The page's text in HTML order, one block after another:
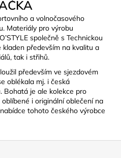
a volnočasového
Materiály pro výrobu
společně s Technickou
především na kvalitu a
tak i střihů.
především ve sjezdovém
oblékala mj. i česká
Bohatá je ale kolekce pro
i originální oblečení na
tohoto českého výrobce